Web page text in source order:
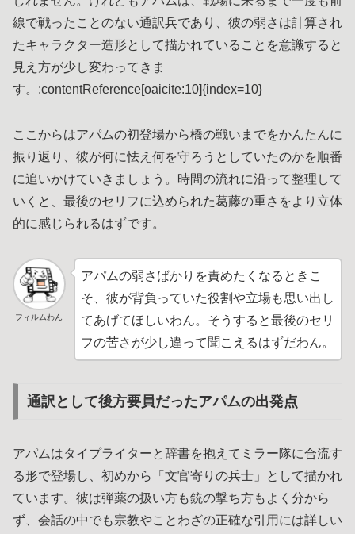
線で戦ったことのない通訳兵であり、彼の弱さは計算され
たキャラクター造形として描かれていることを意識すると
見え方が少し変わってきま
す。:contentReference[oaicite:10]{index=10}
ここからはアパムの初登場から橋の戦いまでをかんたんに
振り返り、彼が何に怯え何を守ろうとしていたのかを順番
に追いかけていきましょう。時間の流れに沿って整理して
いくと、最後のセリフに込められた葛藤の重さをより立体
的に感じられるはずです。
フィルムわん
アパムの弱さばかりを責めたくなるときこ
そ、彼が背負っていた役割や立場も思い出し
てあげてほしいわん。そうすると最後のセリ
フの苦さが少し違って聞こえるはずだわん。
通訳として後方要員だったアパムの出発点
アパムはタイプライターと辞書を抱えてミラー隊に合流す
る形で登場し、初めから「文官寄りの兵士」として描かれ
ています。彼は弾薬の扱い方も銃の撃ち方もよく分から
ず、会話の中でも宗教やことわざの正確な引用には詳しい